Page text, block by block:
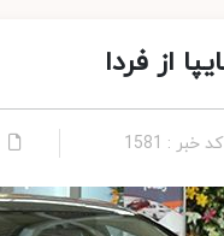
کد خبر : 1581